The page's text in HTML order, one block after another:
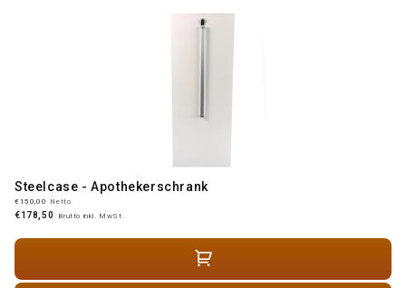
Steelcase - Apothekerschrank
€150,00 Netto
€178,50 Brutto inkl. MwSt.